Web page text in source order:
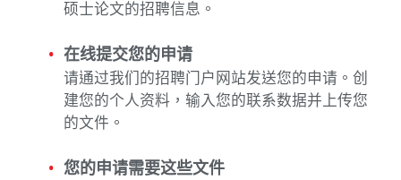
硕士论文的招聘信息。
在线提交您的申请
请通过我们的招聘门户网站发送您的申请。创
建您的个人资料，输入您的联系数据并上传您
的文件。
您的申请需要这些文件